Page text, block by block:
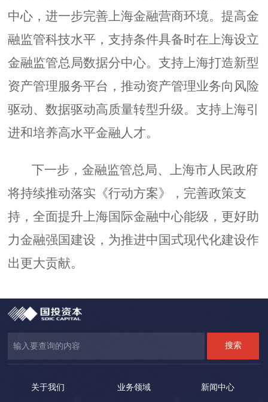
中心，进一步完善上海金融营商环境。提高金
融监管科技水平，支持条件具备时在上海设立
金融监管总局数据分中心。支持上海打造新型
资产管理服务平台，推动资产管理业务向风险
驱动、数据驱动高质量转型升级。支持上海引
进和培养高水平金融人才。
下一步，金融监管总局、上海市人民政府
将持续推动落实《行动方案》，完善政策支
持，全面提升上海国际金融中心能级，更好助
力金融强国建设，为推进中国式现代化建设作
出更大贡献。
关于我们 业务领域 新闻中心